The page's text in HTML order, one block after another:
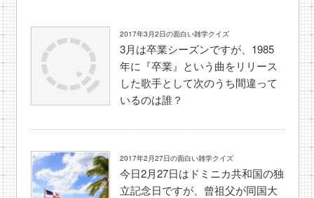
2017年3月2日の面白い雑学クイズ
3月は卒業シーズンですが、1985
年に『卒業』という曲をリリース
した歌手として次のうち間違って
いるのは誰？
2017年2月27日の面白い雑学クイズ
今日2月27日はドミニカ共和国の独
立記念日ですが、曾祖父が同国大